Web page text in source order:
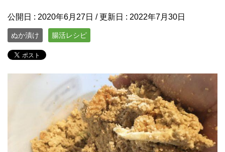
公開日 : 2020年6月27日 / 更新日 : 2022年7月30日
ぬか漬け 腸活レシピ